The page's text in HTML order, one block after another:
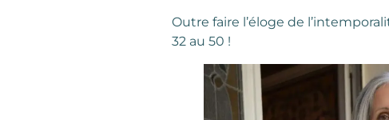
Outre faire l’éloge de
32 au 50 !